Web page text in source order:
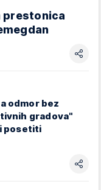
prestonica
odmor bez
gradova"
posetiti